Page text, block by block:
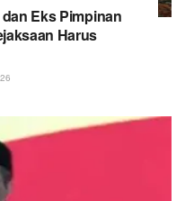
Eks Pimpinan
Harus